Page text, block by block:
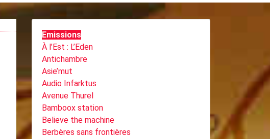
Emissions
À l’Est : L’Eden
Antichambre
Asie’mut
Audio Infarktus
Avenue Thurel
Bamboox station
Believe the machine
Berbères sans frontières